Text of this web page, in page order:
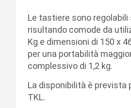
Le tastiere sono
risultando comode da
Kg e dimensioni di 150 x
per una portabilità
complessivo di 1,2 kg.
La disponibilità è prevista
TKL.